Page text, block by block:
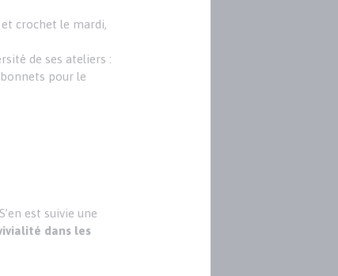
crochet le mardi,
de ses ateliers :
pour le
est suivie une
dans les